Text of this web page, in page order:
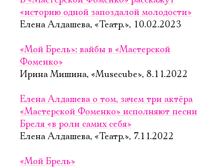
«историю одной запоздалой молодости»
Елена Алдашева, «Театр.», 10.02.2023
«Мой Брель»: вайбы в «Мастерской
Фоменко»
Ирина Мишина, «Musecube», 8.11.2022
Елена Алдашева о том, зачем три актёра
«Мастерской Фоменко» исполняют песни
Бреля «в роли самих себя»
Елена Алдашева, «Театр.», 7.11.2022
«Мой Брель»